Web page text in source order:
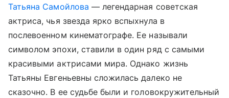
Татьяна Самойлова — легендарная советская
актриса, чья звезда ярко вспыхнула в
послевоенном кинематографе. Ее называли
символом эпохи, ставили в один ряд с самыми
красивыми актрисами мира. Однако жизнь
Татьяны Евгеньевны сложилась далеко не
сказочно. В ее судьбе были и головокружительный